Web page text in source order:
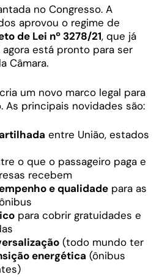
no Congresso. A
aprovou o regime de
de Lei nº 3278/21, que já
está pronto para ser
Câmara.
um novo marco legal para
principais novidades são:
entre União, estados
o que o passageiro paga e
recebem
e qualidade para as
para cobrir gratuidades e
(todo mundo ter
energética (ônibus